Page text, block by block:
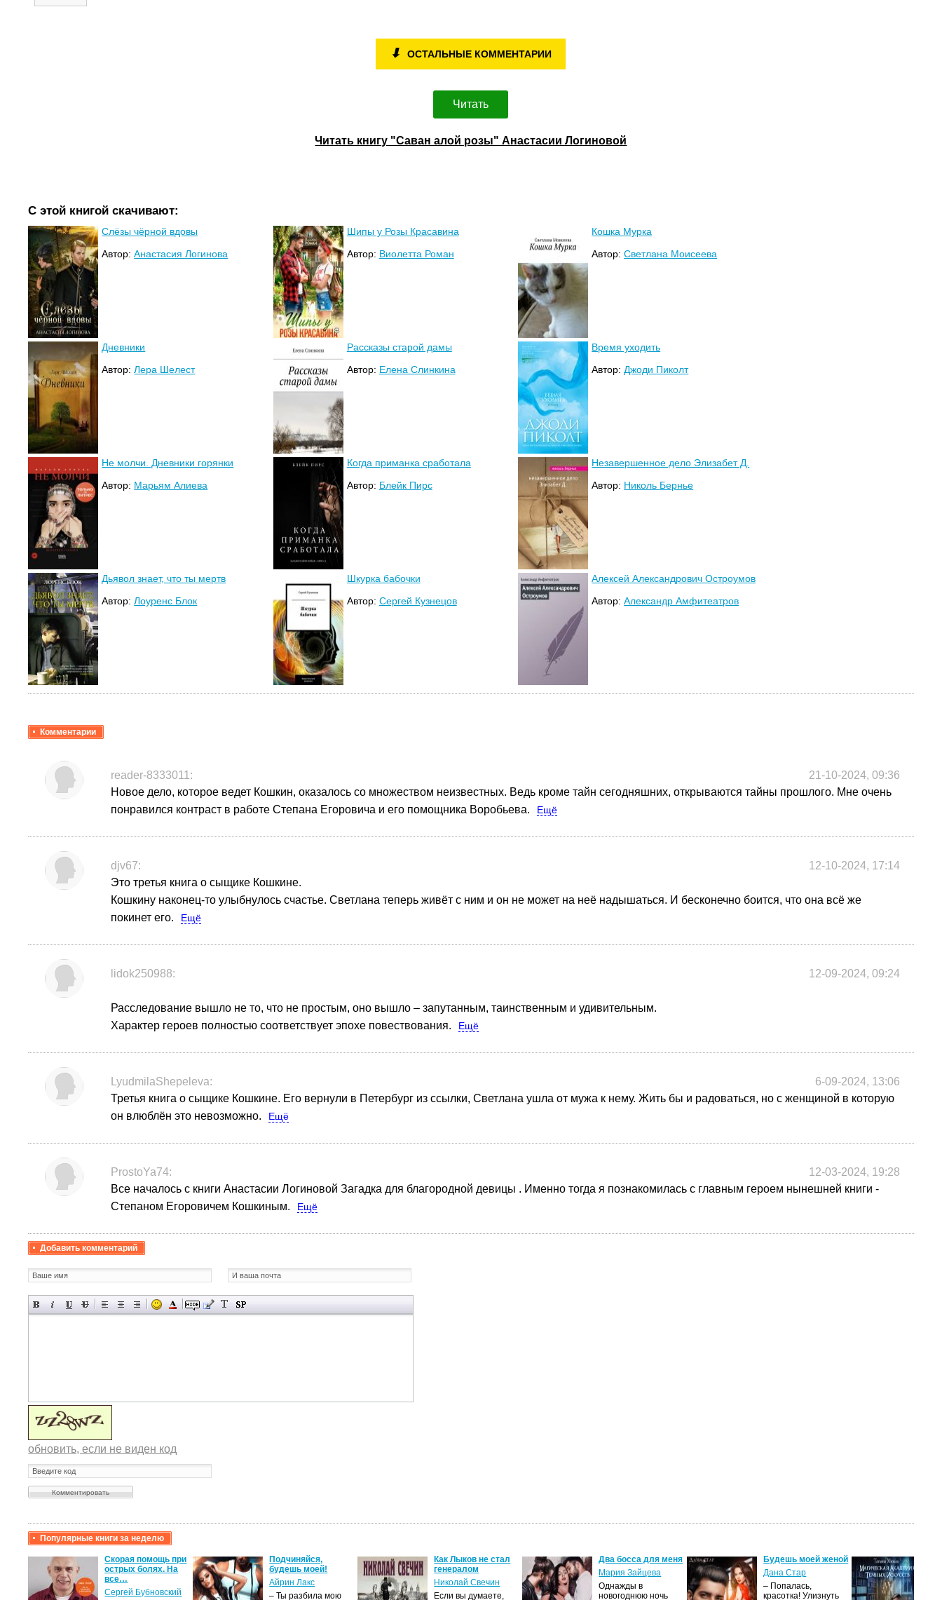
⬇ ОСТАЛЬНЫЕ КОММЕНТАРИИ
Читать
Читать книгу "Саван алой розы" Анастасии Логиновой
С этой книгой скачивают:
Слёзы чёрной вдовы
Автор:Анастасия Логинова
Шипы у Розы Красавина
Автор: Виолетта Роман
Кошка Мурка
Автор:Светлана Моисеева
Дневники
Автор:Лера Шелест
Рассказы старой дамы
Автор: Елена Слинкина
Время уходить
Автор: Джоди Пиколт
Не молчи. Дневники горянки
Автор: Марьям Алиева
Когда приманка сработала
Автор: Блейк Пирс
Незавершенное дело Элизабет Д.
Автор: Николь Бернье
Дьявол знает, что ты мертв
Автор:Лоуренс Блок
Шкурка бабочки
Автор: Сергей Кузнецов
Алексей Александрович Остроумов
Автор:Александр Амфитеатров
Комментарии
reader-8333011:
21-10-2024, 09:36
Новое дело, которое ведет Кошкин, оказалось со множеством неизвестных. Ведь кроме тайн сегодняшних, открываются тайны прошлого. Мне очень
понравился контраст в работе Степана Егоровича и его помощника Воробьева.
Ещё
djv67:
12-10-2024, 17:14
Это третья книга о сыщике Кошкине.
Кошкину наконец-то улыбнулось счастье. Светлана теперь живёт с ним и он не может на неё надышаться. И бесконечно боится, что она всё же
покинет его.
Ещё
lidok250988: 12-09-2024, 09:24
Расследование вышло не то, что не простым, оно вышло – запутанным, таинственным и удивительным.
Характер героев полностью соответствует эпохе повествования.
Ещё
LyudmilaShepeleva:
6-09-2024, 13:06
Третья книга о сыщике Кошкине. Его вернули в Петербург из ссылки, Светлана ушла от мужа к нему. Жить бы и радоваться, но с женщиной в которую
он влюблён это невозможно.
Ещё
ProstoYa74:
12-03-2024, 19:28
Все началось с книги Анастасии Логиновой Загадка для благородной девицы . Именно тогда я познакомилась с главным героем нынешней книги -
Степаном Егоровичем Кошкиным.
Ещё
Добавить комментарий
обновить, если не виден код
Популярные книги за неделю
Скорая помощь при
острых болях. На
все…
Сергей Бубновский
Подчиняйся,
будешь моей!
Айрин Лакс
– Ты разбила мою
Как Лыков не стал
генералом
Николай Свечин
Если вы думаете,
Два босса для меня
Мария Зайцева
Однажды в
новогоднюю ночь
Будешь моей женой
Дана Стар
– Попалась,
красотка! Улизнуть